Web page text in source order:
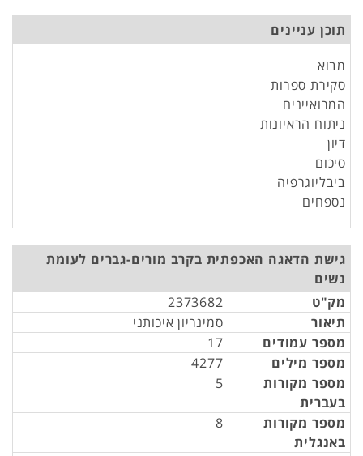
תוכן עניינים
מבוא
סקירת ספרות
המרואיינים
ניתוח הראיונות
דיון
סיכום
ביבליוגרפיה
נספחים
גישת הדאגה האכפתית בקרב מורים-גברים לעומת
נשים
מק"ט
2373682
תיאור
סמינריון איכותני
מספר עמודים
17
מספר מילים
4277
מספר מקורות
בעברית
5
מספר מקורות
באנגלית
8